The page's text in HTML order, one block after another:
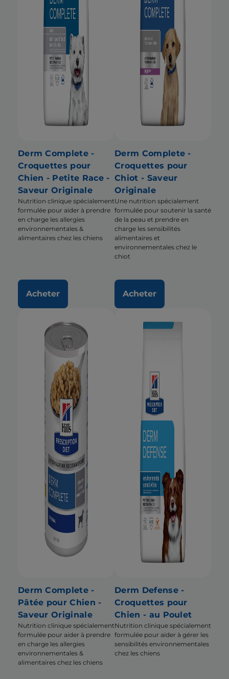
Derm Complete -
Croquettes pour
Chien - Petite Race -
Saveur Originale
Nutrition clinique spécialement
formulée pour aider à prendre
en charge les allergies
environnementales &
alimentaires chez les chiens
Acheter
Derm Complete -
Croquettes pour
Chiot - Saveur
Originale
Une nutrition spécialement
formulée pour soutenir la santé
de la peau et prendre en
charge les sensibilités
alimentaires et
environnementales chez le
chiot
Acheter
Derm Complete -
Pâtée pour Chien -
Saveur Originale
Nutrition clinique spécialement
formulée pour aider à prendre
en charge les allergies
environnementales &
alimentaires chez les chiens
Derm Defense -
Croquettes pour
Chien - au Poulet
Nutrition clinique spécialement
formulée pour aider à gérer les
sensibilités environnementales
chez les chiens